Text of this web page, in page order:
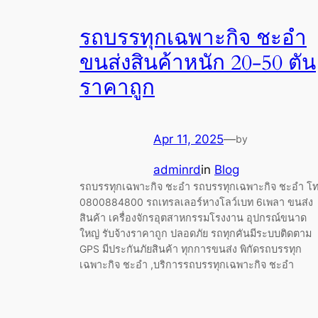
รถบรรทุกเฉพาะกิจ ชะอำ
ขนส่งสินค้าหนัก 20-50 ตัน
ราคาถูก
Apr 11, 2025—by
adminrdin Blog
รถบรรทุกเฉพาะกิจ ชะอำ รถบรรทุกเฉพาะกิจ ชะอำ โ
0800884800 รถเทรลเลอร์หางโลว์เบท 6เพลา ขนส่ง
สินค้า เครื่องจักรอุตสาหกรรมโรงงาน อุปกรณ์ขนาด
ใหญ่ รับจ้างราคาถูก ปลอดภัย รถทุกคันมีระบบติดตาม
GPS มีประกันภัยสินค้า ทุกการขนส่ง พิกัดรถบรรทุก
เฉพาะกิจ ชะอำ ,บริการรถบรรทุกเฉพาะกิจ ชะอำ